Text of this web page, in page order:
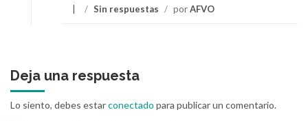
/ Sin respuestas / porAFVO
Deja una respuesta
Lo siento, debes estarconectado para publicar un comentario.